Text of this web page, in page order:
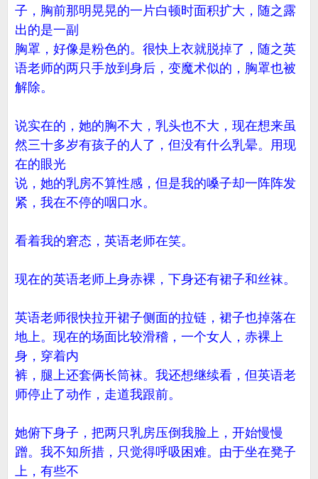
子，胸前那明晃晃的一片白顿时面积扩大，随之露
出的是一副
胸罩，好像是粉色的。很快上衣就脱掉了，随之英
语老师的两只手放到身后，变魔术似的，胸罩也被
解除。
说实在的，她的胸不大，乳头也不大，现在想来虽
然三十多岁有孩子的人了，但没有什么乳晕。用现
在的眼光
说，她的乳房不算性感，但是我的嗓子却一阵阵发
紧，我在不停的咽口水。
看着我的窘态，英语老师在笑。
现在的英语老师上身赤裸，下身还有裙子和丝袜。
英语老师很快拉开裙子侧面的拉链，裙子也掉落在
地上。现在的场面比较滑稽，一个女人，赤裸上
身，穿着内
裤，腿上还套俩长筒袜。我还想继续看，但英语老
师停止了动作，走道我跟前。
她俯下身子，把两只乳房压倒我脸上，开始慢慢
蹭。我不知所措，只觉得呼吸困难。由于坐在凳子
上，有些不